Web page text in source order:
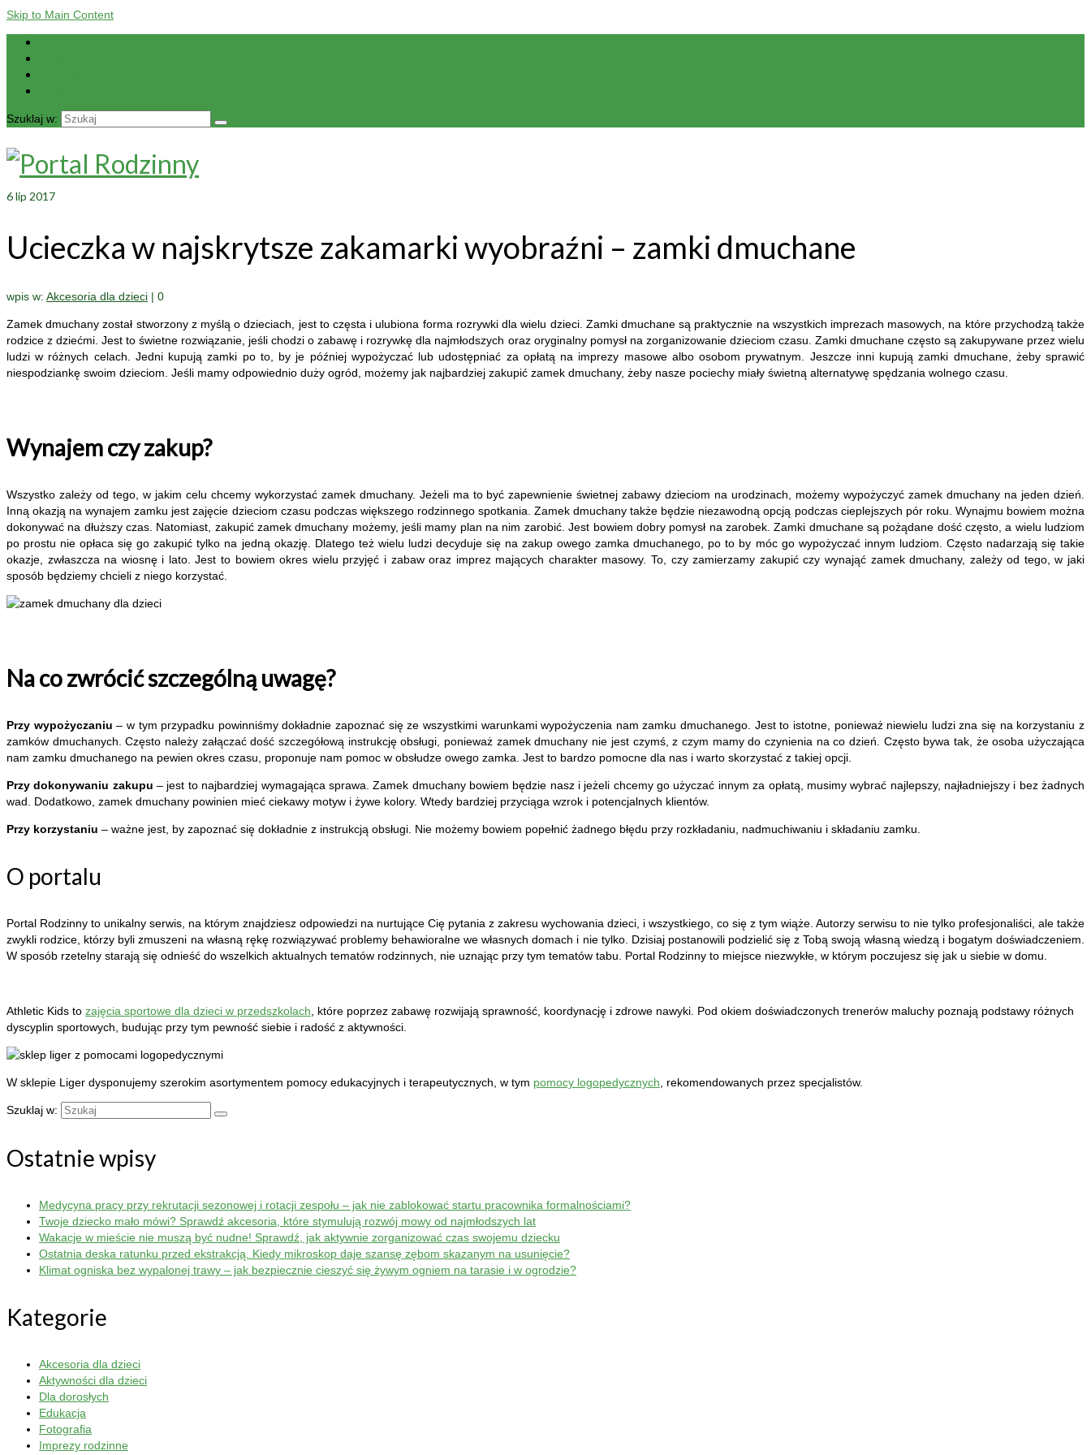
Skip to Main Content
Szuklaj w:
6lip 2017
Ucieczka w najskrytsze zakamarki wyobraźni – zamki dmuchane
wpis w: Akcesoria dla dzieci | 0
Zamek dmuchany został stworzony z myślą o dzieciach, jest to częsta i ulubiona forma rozrywki dla wielu dzieci. Zamki dmuchane są praktycznie na wszystkich imprezach masowych, na które przychodzą także
rodzice z dziećmi. Jest to świetne rozwiązanie, jeśli chodzi o zabawę i rozrywkę dla najmłodszych oraz oryginalny pomysł na zorganizowanie dzieciom czasu. Zamki dmuchane często są zakupywane przez wielu
ludzi w różnych celach. Jedni kupują zamki po to, by je później wypożyczać lub udostępniać za opłatą na imprezy masowe albo osobom prywatnym. Jeszcze inni kupują zamki dmuchane, żeby sprawić
niespodziankę swoim dzieciom. Jeśli mamy odpowiednio duży ogród, możemy jak najbardziej zakupić zamek dmuchany, żeby nasze pociechy miały świetną alternatywę spędzania wolnego czasu.
Wynajem czy zakup?
Wszystko zależy od tego, w jakim celu chcemy wykorzystać zamek dmuchany. Jeżeli ma to być zapewnienie świetnej zabawy dzieciom na urodzinach, możemy wypożyczyć zamek dmuchany na jeden dzień.
Inną okazją na wynajem zamku jest zajęcie dzieciom czasu podczas większego rodzinnego spotkania. Zamek dmuchany także będzie niezawodną opcją podczas cieplejszych pór roku. Wynajmu bowiem można
dokonywać na dłuższy czas. Natomiast, zakupić zamek dmuchany możemy, jeśli mamy plan na nim zarobić. Jest bowiem dobry pomysł na zarobek. Zamki dmuchane są pożądane dość często, a wielu ludziom
po prostu nie opłaca się go zakupić tylko na jedną okazję. Dlatego też wielu ludzi decyduje się na zakup owego zamka dmuchanego, po to by móc go wypożyczać innym ludziom. Często nadarzają się takie
okazje, zwłaszcza na wiosnę i lato. Jest to bowiem okres wielu przyjęć i zabaw oraz imprez mających charakter masowy. To, czy zamierzamy zakupić czy wynająć zamek dmuchany, zależy od tego, w jaki
sposób będziemy chcieli z niego korzystać.
Na co zwrócić szczególną uwagę?
Przy wypożyczaniu – w tym przypadku powinniśmy dokładnie zapoznać się ze wszystkimi warunkami wypożyczenia nam zamku dmuchanego. Jest to istotne, ponieważ niewielu ludzi zna się na korzystaniu z
zamków dmuchanych. Często należy załączać dość szczegółową instrukcję obsługi, ponieważ zamek dmuchany nie jest czymś, z czym mamy do czynienia na co dzień. Często bywa tak, że osoba użyczająca
nam zamku dmuchanego na pewien okres czasu, proponuje nam pomoc w obsłudze owego zamka. Jest to bardzo pomocne dla nas i warto skorzystać z takiej opcji.
Przy dokonywaniu zakupu – jest to najbardziej wymagająca sprawa. Zamek dmuchany bowiem będzie nasz i jeżeli chcemy go użyczać innym za opłatą, musimy wybrać najlepszy, najładniejszy i bez żadnych
wad. Dodatkowo, zamek dmuchany powinien mieć ciekawy motyw i żywe kolory. Wtedy bardziej przyciąga wzrok i potencjalnych klientów.
Przy korzystaniu – ważne jest, by zapoznać się dokładnie z instrukcją obsługi. Nie możemy bowiem popełnić żadnego błędu przy rozkładaniu, nadmuchiwaniu i składaniu zamku.
O portalu
Portal Rodzinny to unikalny serwis, na którym znajdziesz odpowiedzi na nurtujące Cię pytania z zakresu wychowania dzieci, i wszystkiego, co się z tym wiąże. Autorzy serwisu to nie tylko profesjonaliści, ale także
zwykli rodzice, którzy byli zmuszeni na własną rękę rozwiązywać problemy behawioralne we własnych domach i nie tylko. Dzisiaj postanowili podzielić się z Tobą swoją własną wiedzą i bogatym doświadczeniem.
W sposób rzetelny starają się odnieść do wszelkich aktualnych tematów rodzinnych, nie uznając przy tym tematów tabu. Portal Rodzinny to miejsce niezwykłe, w którym poczujesz się jak u siebie w domu.
Athletic Kids to zajęcia sportowe dla dzieci w przedszkolach , które poprzez zabawę rozwijają sprawność, koordynację i zdrowe nawyki. Pod okiem doświadczonych trenerów maluchy poznają podstawy różnych
dyscyplin sportowych, budując przy tym pewność siebie i radość z aktywności.
W sklepie Liger dysponujemy szerokim asortymentem pomocy edukacyjnych i terapeutycznych, w tym pomocy logopedycznych , rekomendowanych przez specjalistów.
Szuklaj w:
Ostatnie wpisy
Medycyna pracy przy rekrutacji sezonowej i rotacji zespołu – jak nie zablokować startu pracownika formalnościami?
Twoje dziecko mało mówi? Sprawdź akcesoria, które stymulują rozwój mowy od najmłodszych lat
Wakacje w mieście nie muszą być nudne! Sprawdź, jak aktywnie zorganizować czas swojemu dziecku
Ostatnia deska ratunku przed ekstrakcją. Kiedy mikroskop daje szansę zębom skazanym na usunięcie?
Klimat ogniska bez wypalonej trawy – jak bezpiecznie cieszyć się żywym ogniem na tarasie i w ogrodzie?
Kategorie
Akcesoria dla dzieci
Aktywności dla dzieci
Dla dorosłych
Edukacja
Fotografia
Imprezy rodzinne